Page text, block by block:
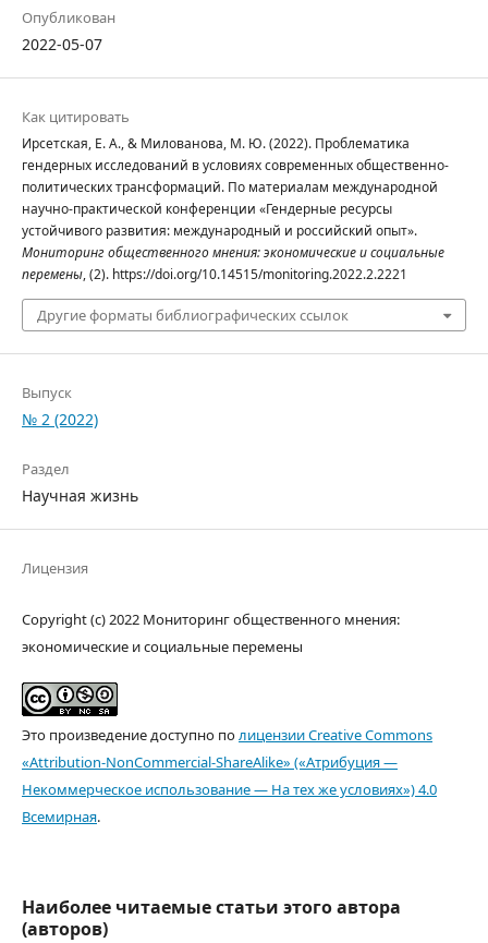
Опубликован
2022-05-07
Как цитировать
Ирсетская, Е. А., & Милованова, М. Ю. (2022). Проблематика
гендерных исследований в условиях современных общественно-
политических трансформаций. По материалам международной
научно-практической конференции «Гендерные ресурсы
устойчивого развития: международный и российский опыт».
Мониторинг общественного мнения: экономические и социальные
перемены, (2). https://doi.org/10.14515/monitoring.2022.2.2221
Другие форматы библиографических ссылок
Выпуск
№ 2 (2022)
Раздел
Научная жизнь
Лицензия
Copyright (c) 2022 Мониторинг общественного мнения:
экономические и социальные перемены
Это произведение доступно полицензии Creative Commons
«Attribution-NonCommercial-ShareAlike» («Атрибуция —
Некоммерческое использование — На тех же условиях») 4.0
Всемирная.
Наиболее читаемые статьи этого автора
(авторов)